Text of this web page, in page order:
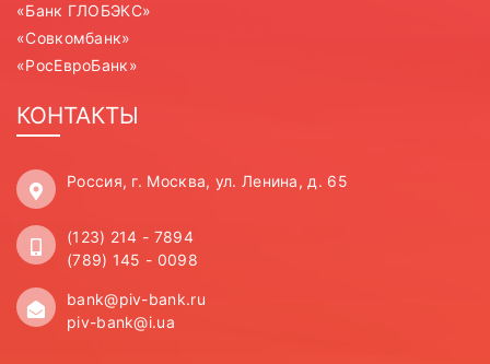
«Банк ГЛОБЭКС»
«Совкомбанк»
«РосЕвроБанк»
КОНТАКТЫ
Россия, г. Москва, ул. Ленина, д. 65
(123) 214 - 7894
(789) 145 - 0098
bank@piv-bank.ru
piv-bank@i.ua